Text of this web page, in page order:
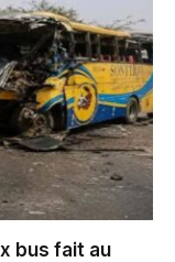
bus fait au